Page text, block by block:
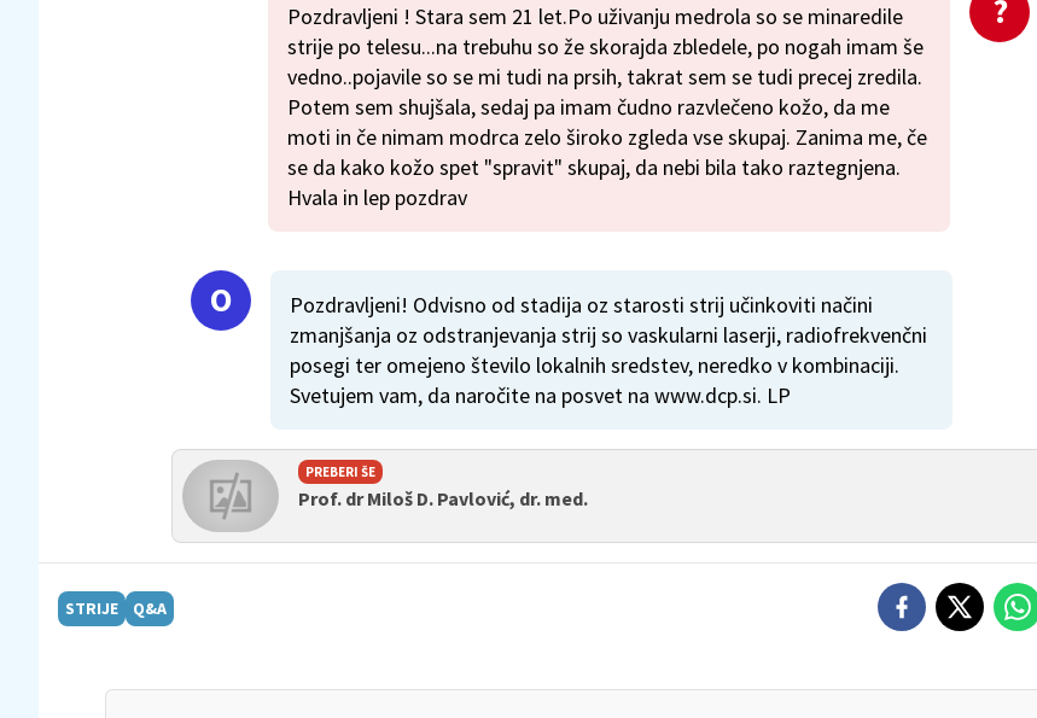
Pozdravljeni ! Stara sem 21 let.Po uživanju medrola so se minaredile
strije po telesu...na trebuhu so že skorajda zbledele, po nogah imam še
vedno..pojavile so se mi tudi na prsih, takrat sem se tudi precej zredila.
Potem sem shujšala, sedaj pa imam čudno razvlečeno kožo, da me
moti in če nimam modrca zelo široko zgleda vse skupaj. Zanima me, če
se da kako kožo spet "spravit" skupaj, da nebi bila tako raztegnjena.
Hvala in lep pozdrav
Pozdravljeni! Odvisno od stadija oz starosti strij učinkoviti načini
zmanjšanja oz odstranjevanja strij so vaskularni laserji, radiofrekvenčni
posegi ter omejeno število lokalnih sredstev, neredko v kombinaciji.
Svetujem vam, da naročite na posvet na www.dcp.si. LP
PREBERI ŠE
Prof. dr Miloš D. Pavlović, dr. med.
STRIJE Q&A